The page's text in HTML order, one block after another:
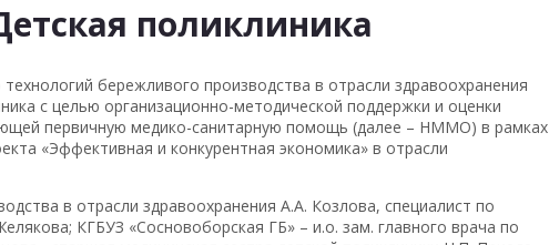
поликлиника
бережливого производства в отрасли здравоохранения
с целью организационно-методической поддержки и оценки
первичную медико-санитарную помощь (далее – НММО) в рамках
«Эффективная и конкурентная экономика» в отрасли
в отрасли здравоохранения А.А. Козлова, специалист по
КГБУЗ «Сосновоборская ГБ» – и.о. зам. главного врача по